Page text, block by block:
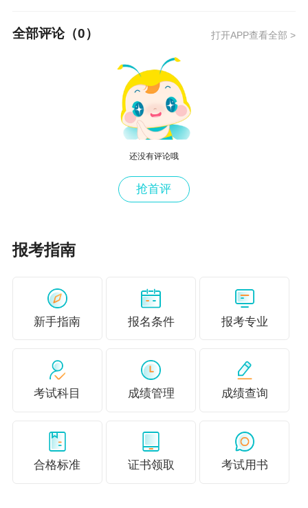
正保会计网校初级经济师好课已就位，随报随
学！其中，高效实验班专业师资授课、阶段测
初级经济师辅导课程>>
初中级经济师考试题型题量、评分标准及答题技
初级经济师备考免费学习工具有哪些？在哪里
2021年初中级经济师各章重要性及备考建议汇总
全部评论（0） 打开APP查看全部 >
还没有评论哦
抢首评
报考指南
新手指南 报名条件 报考专业
考试科目 成绩管理 成绩查询
合格标准 证书领取 考试用书